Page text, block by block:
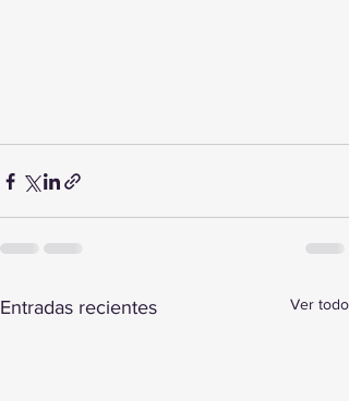
Entradas recientes Ver todo